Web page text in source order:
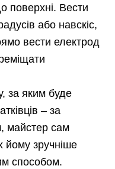
поверхні. Вести
або навскіс,
вести електрод
за яким буде
– за
майстер сам
йому зручніше
способом.